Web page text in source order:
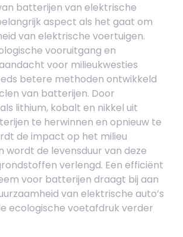
batterijen van elektrische
aspect als het gaat om
van elektrische voertuigen.
vooruitgang en
voor milieukwesties
betere methoden ontwikkeld
van batterijen. Door
lithium, kobalt en nikkel uit
te herwinnen en opnieuw te
de impact op het milieu
wordt de levensduur van deze
verlengd. Een efficiënt
voor batterijen draagt bij aan
van elektrische auto’s
ecologische voetafdruk verder